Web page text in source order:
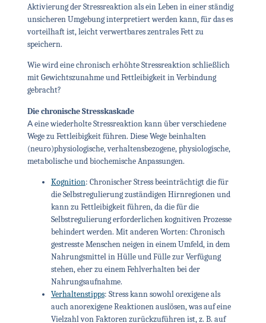
Aktivierung der Stressreaktion als ein Leben in einer ständig
unsicheren Umgebung interpretiert werden kann, für das es
vorteilhaft ist, leicht verwertbares zentrales Fett zu
speichern.
Wie wird eine chronisch erhöhte Stressreaktion schließlich
mit Gewichtszunahme und Fettleibigkeit in Verbindung
gebracht?
Die chronische Stresskaskade
Α eine wiederholte Stressreaktion kann über verschiedene
Wege zu Fettleibigkeit führen. Diese Wege beinhalten
(neuro)physiologische, verhaltensbezogene, physiologische,
metabolische und biochemische Anpassungen.
Kognition: Chronischer Stress beeinträchtigt die für
die Selbstregulierung zuständigen Hirnregionen und
kann zu Fettleibigkeit führen, da die für die
Selbstregulierung erforderlichen kognitiven Prozesse
behindert werden. Mit anderen Worten: Chronisch
gestresste Menschen neigen in einem Umfeld, in dem
Nahrungsmittel in Hülle und Fülle zur Verfügung
stehen, eher zu einem Fehlverhalten bei der
Nahrungsaufnahme.
Verhaltenstipps: Stress kann sowohl orexigene als
auch anorexigene Reaktionen auslösen, was auf eine
Vielzahl von Faktoren zurückzuführen ist, z. B. auf